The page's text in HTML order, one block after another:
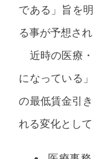
である」旨を
る事が予想され
近時の医療
になっている
の最低賃金引
れる変化として